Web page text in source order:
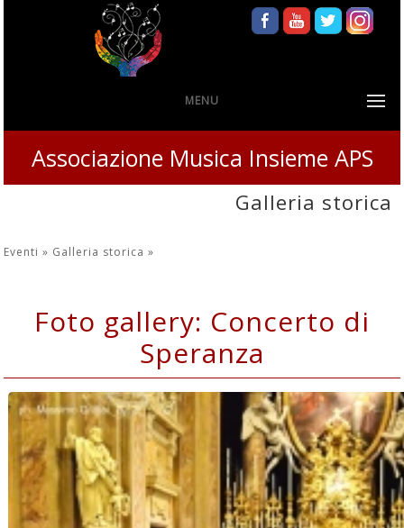
MENU
Associazione Musica Insieme APS
Galleria storica
Eventi » Galleria storica»
Foto gallery: Concerto di
Speranza